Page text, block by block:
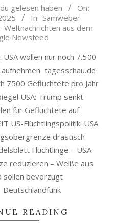
gelesen haben
On:
In: Samweber
Weltnachrichten aus dem
Newsfeed
wollen nur noch 7.500
aufnehmen tagesschau.de
7500 Geflüchtete pro Jahr
USA: Trump senkt
für Geflüchtete auf
US-Flüchtlingspolitik: USA
drastisch
Flüchtlinge – USA
reduzieren – Weiße aus
sollen bevorzugt
READING